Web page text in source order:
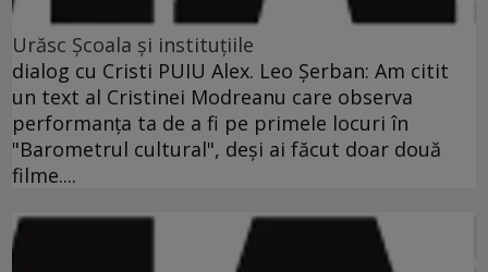
Urăsc Şcoala şi instituţiile
dialog cu Cristi PUIU Alex. Leo Şerban: Am citit
un text al Cristinei Modreanu care observa
performanţa ta de a fi pe primele locuri în
"Barometrul cultural", deşi ai făcut doar două
filme....